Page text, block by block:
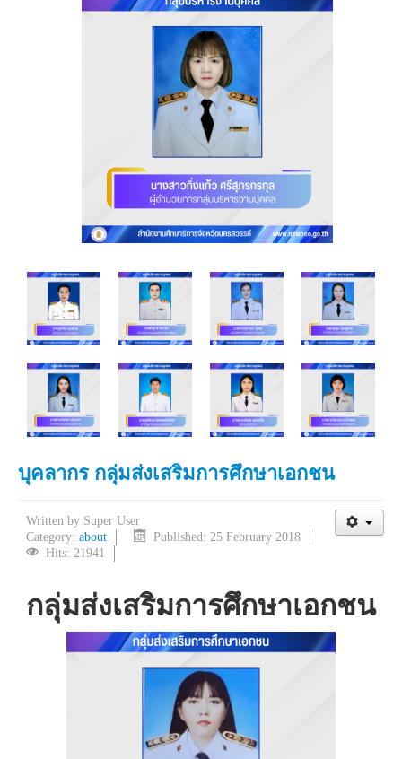
บุคลากร กลุ่มส่งเสริมการศึกษาเอกชน
Written by Super User
Category: about
Published: 25 February 2018
Hits: 21941
กลุ่มส่งเสริมการศึกษาเอกชน